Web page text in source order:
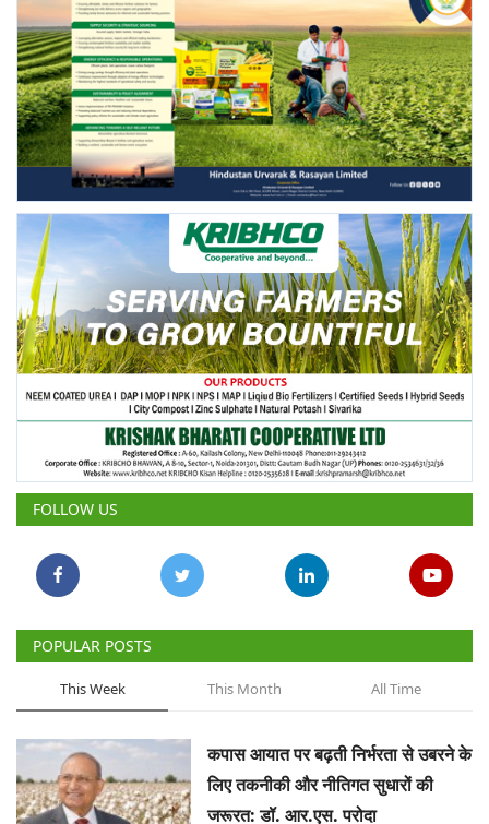
Agriculture Conclave and NACOF
Awards 2022
Agri Start-Ups
Language
English Hindi
FOLLOW US
POPULAR POSTS
This Week This Month All Time
कपास आयात पर बढ़ती निर्भरता से उबरने के
लिए तकनीकी और नीतिगत सुधारों की
जरूरत: डॉ. आर.एस. परोदा